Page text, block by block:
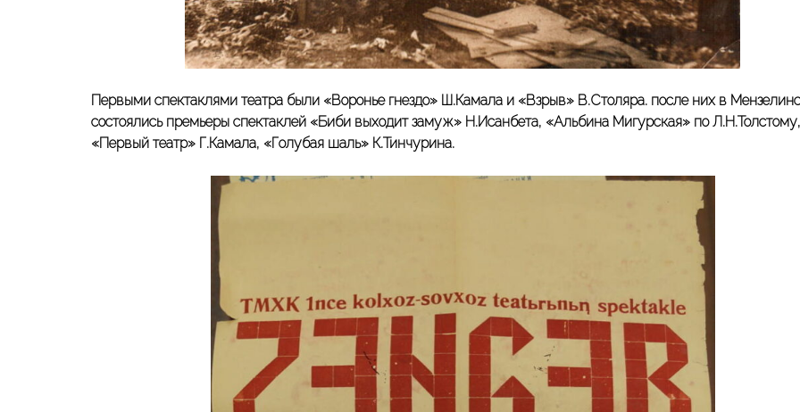
Первыми спектаклями театра были «Воронье гнездо» Ш.Камала и «Взрыв» В.Столяра. после них в
состоялись премьеры спектаклей «Биби выходит замуж» Н.Исанбета, «Альбина Мигурская» по Л.Н.Толстому,
«Первый театр» Г.Камала, «Голубая шаль» К.Тинчурина.